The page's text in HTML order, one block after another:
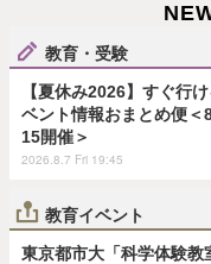
教育・受験
【夏休み2026】すぐ行
ベント情報おまとめ便＜
15開催＞
2026.8.7 Fri 19:45
教育イベント
東京都市大「科学体験教